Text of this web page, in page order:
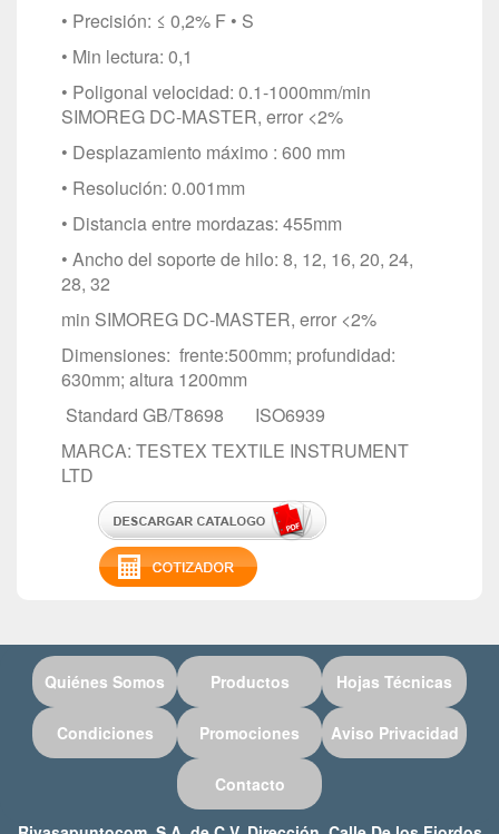
• Precisión: ≤ 0,2% F • S
• Min lectura: 0,1
• Poligonal velocidad: 0.1-1000mm/min
SIMOREG DC-MASTER, error <2%
• Desplazamiento máximo : 600 mm
• Resolución: 0.001mm
• Distancia entre mordazas: 455mm
• Ancho del soporte de hilo: 8, 12, 16, 20, 24,
28, 32
min SIMOREG DC-MASTER, error <2%
Dimensiones: frente:500mm; profundidad:
630mm; altura 1200mm
Standard GB/T8698 ISO6939
MARCA: TESTEX TEXTILE INSTRUMENT
LTD
Quiénes Somos Productos Hojas Técnicas
Condiciones Promociones Aviso Privacidad
Contacto